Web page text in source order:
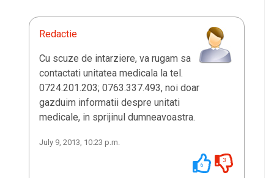
Redactie
Cu scuze de intarziere, va rugam sa
contactati unitatea medicala la tel.
0724.201.203; 0763.337.493, noi doar
gazduim informatii despre unitati
medicale, in sprijinul dumneavoastra.
July 9, 2013, 10:23 p.m.
6
3